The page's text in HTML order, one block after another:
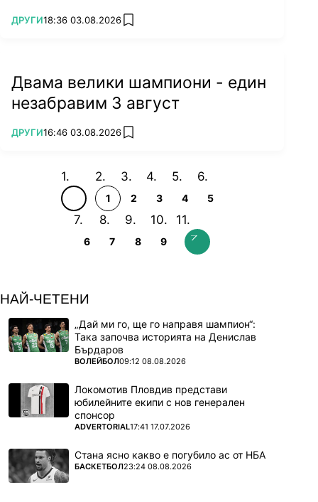
ПОВЕЧЕ ОТ
ДРУГИ18:36 03.08.2026 add favorites
Двама велики шампиони - един
незабравим 3 август
ПОВЕЧЕ ОТ
ДРУГИ16:46 03.08.2026 add favorites
1 2 3 4 5
6 7 8 9
НАЙ-ЧЕТЕНИ
„Дай ми го, ще го направя шампион“:
Така започва историята на Денислав
Бърдаров
ПОВЕЧЕ ОТ
ВОЛЕЙБОЛ09:12 08.08.2026
Локомотив Пловдив представи
юбилейните екипи с нов генерален
спонсор
ПОВЕЧЕ ОТ
ADVERTORIAL17:41 17.07.2026
Стана ясно какво е погубило ас от НБА
ПОВЕЧЕ ОТ
БАСКЕТБОЛ23:24 08.08.2026